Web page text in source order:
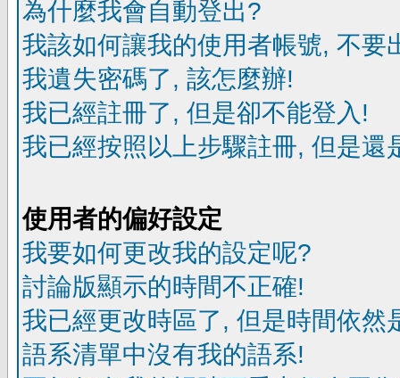
為什麼我會自動登出?
我該如何讓我的使用者帳號, 不要
我遺失密碼了, 該怎麼辦!
我已經註冊了, 但是卻不能登入!
我已經按照以上步驟註冊, 但是還
使用者的偏好設定
我要如何更改我的設定呢?
討論版顯示的時間不正確!
我已經更改時區了, 但是時間依然
語系清單中沒有我的語系!